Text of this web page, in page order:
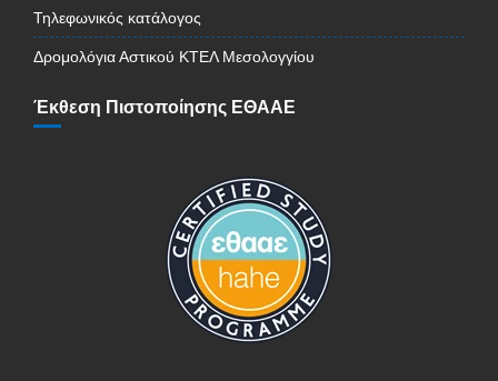
Τηλεφωνικός κατάλογος
Δρομολόγια Αστικού ΚΤΕΛ Μεσολογγίου
Έκθεση Πιστοποίησης ΕΘΑΑΕ